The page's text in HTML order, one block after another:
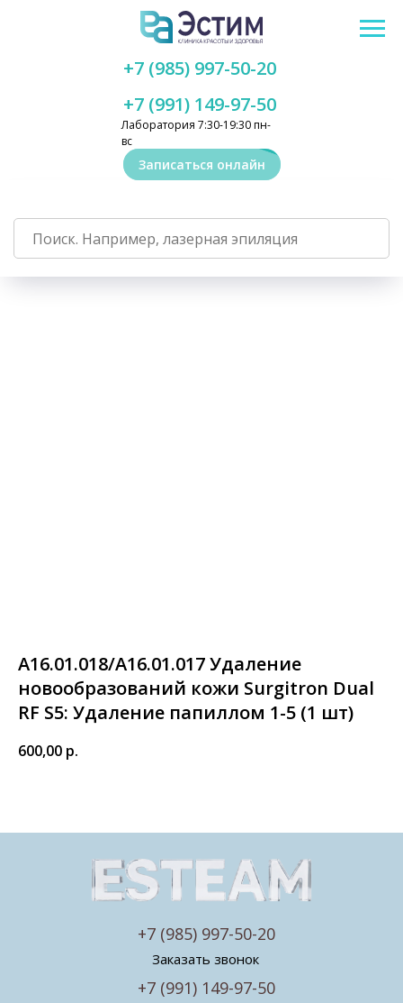
Лаборатория 7:30-19:30 пн-
вс
+7 (991) 149-97-50
+7 (985) 997-50-20
Записаться онлайн
А16.01.018/А16.01.017 Удаление
новообразований кожи Surgitron Dual
RF S5: Удаление папиллом 1-5 (1 шт)
600,00 р.
Заказать звонок
+7 (991) 149-97-50
+7 (985) 997-50-20